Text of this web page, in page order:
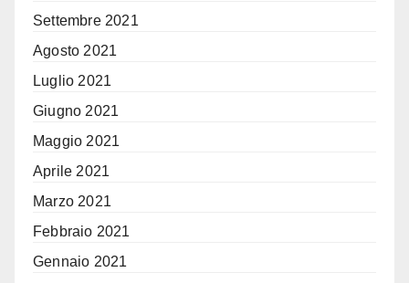
Settembre 2021
Agosto 2021
Luglio 2021
Giugno 2021
Maggio 2021
Aprile 2021
Marzo 2021
Febbraio 2021
Gennaio 2021